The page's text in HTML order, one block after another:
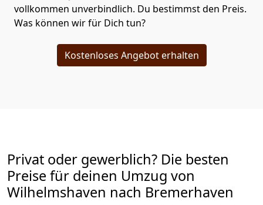
vollkommen unverbindlich. Du bestimmst den Preis.
Was können wir für Dich tun?
Kostenloses Angebot erhalten
Privat oder gewerblich? Die besten
Preise für deinen Umzug von
Wilhelmshaven nach Bremer­haven